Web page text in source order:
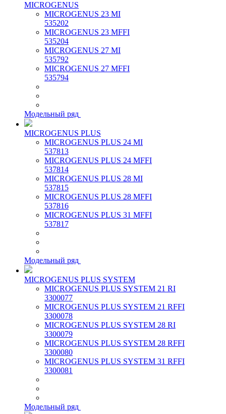
MICROGENUS
MICROGENUS 23 MI
535202
MICROGENUS 23 MFFI
535204
MICROGENUS 27 MI
535792
MICROGENUS 27 MFFI
535794
Модельный ряд
MICROGENUS PLUS
MICROGENUS PLUS 24 MI
537813
MICROGENUS PLUS 24 MFFI
537814
MICROGENUS PLUS 28 MI
537815
MICROGENUS PLUS 28 MFFI
537816
MICROGENUS PLUS 31 MFFI
537817
Модельный ряд
MICROGENUS PLUS SYSTEM
MICROGENUS PLUS SYSTEM 21 RI
3300077
MICROGENUS PLUS SYSTEM 21 RFFI
3300078
MICROGENUS PLUS SYSTEM 28 RI
3300079
MICROGENUS PLUS SYSTEM 28 RFFI
3300080
MICROGENUS PLUS SYSTEM 31 RFFI
3300081
Модельный ряд